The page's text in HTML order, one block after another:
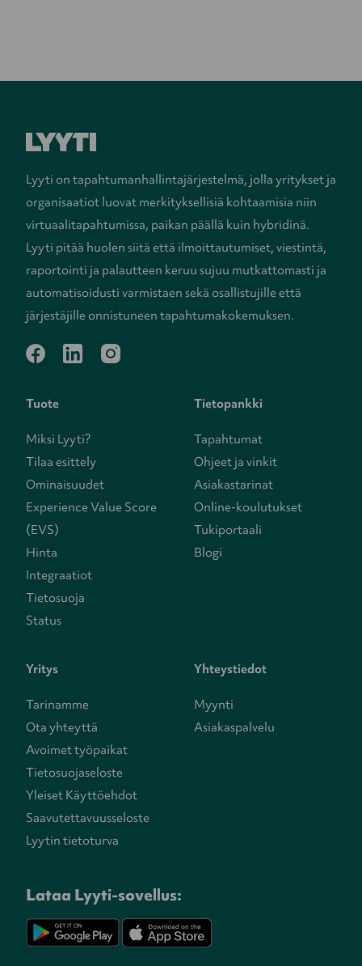
Lyyti on tapahtumanhallintajärjestelmä, jolla yritykset ja
organisaatiot luovat merkityksellisiä kohtaamisia niin
virtuaalitapahtumissa, paikan päällä kuin hybridinä.
Lyyti pitää huolen siitä että ilmoittautumiset, viestintä,
raportointi ja palautteen keruu sujuu mutkattomasti ja
automatisoidusti varmistaen sekä osallistujille että
järjestäjille onnistuneen tapahtumakokemuksen.
facebooklinkedininstagram
Tuote
Miksi Lyyti?
Tilaa esittely
Ominaisuudet
Experience Value Score
(EVS)
Hinta
Integraatiot
Tietosuoja
Status
Tietopankki
Tapahtumat
Ohjeet ja vinkit
Asiakastarinat
Online-koulutukset
Tukiportaali
Blogi
Yritys
Tarinamme
Ota yhteyttä
Avoimet työpaikat
Tietosuojaseloste
Yleiset Käyttöehdot
Saavutettavuusseloste
Lyytin tietoturva
Yhteystiedot
Myynti
Asiakaspalvelu
Lataa Lyyti-sovellus: